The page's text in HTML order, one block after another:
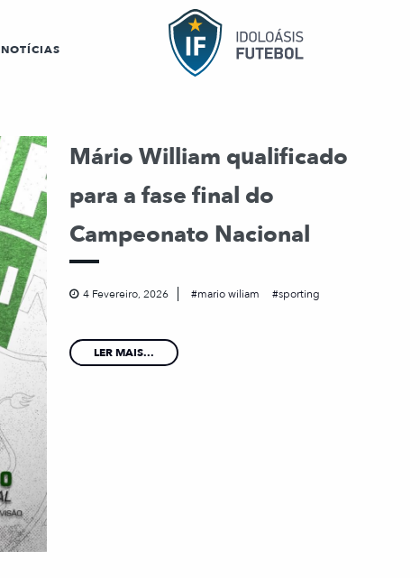
NOTÍCIAS
Mário William qualificado
para a fase final do
Campeonato Nacional
4 Fevereiro, 2026 mario wiliam sporting
LER MAIS...